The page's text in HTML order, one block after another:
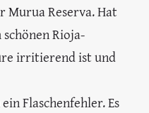
Murua Reserva. Hat
Rioja-
irritierend ist und
Flaschenfehler. Es